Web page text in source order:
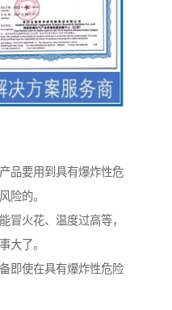
品要用到具有爆炸性危
险的。
冒火花、温度过高等，
大了。
即使在具有爆炸性危险